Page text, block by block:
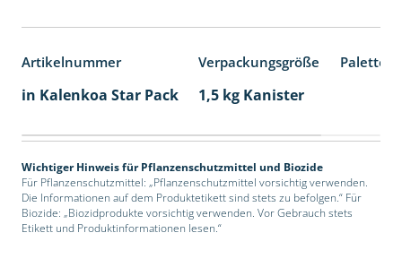
Artikelnummer Verpackungsgröße
in Kalenkoa Star Pack 1,5 kg Kanister
Wichtiger Hinweis für Pflanzenschutzmittel und Biozide
Für Pflanzenschutzmittel: „Pflanzenschutzmittel vorsichtig verwenden.
Die Informationen auf dem Produktetikett sind stets zu befolgen.“ Für
Biozide: „Biozidprodukte vorsichtig verwenden. Vor Gebrauch stets
Etikett und Produktinformationen lesen.“